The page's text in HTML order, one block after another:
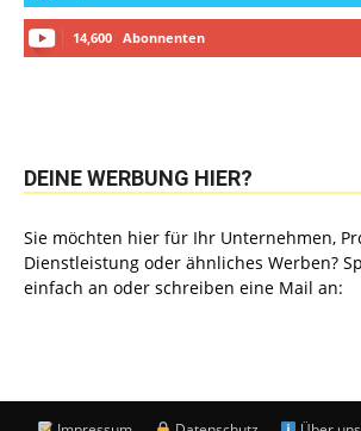
14,600 Abonnenten
DEINE WERBUNG HIER?
Sie möchten hier für Ihr Unternehmen,
Dienstleistung oder ähnliches Werben?
einfach an oder schreiben eine Mail an: